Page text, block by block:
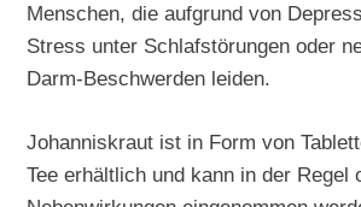
Menschen, die aufgrund von
Stress unter Schlafstörungen oder
Darm-Beschwerden leiden.
Johanniskraut ist in Form von
Tee erhältlich und kann in der Regel